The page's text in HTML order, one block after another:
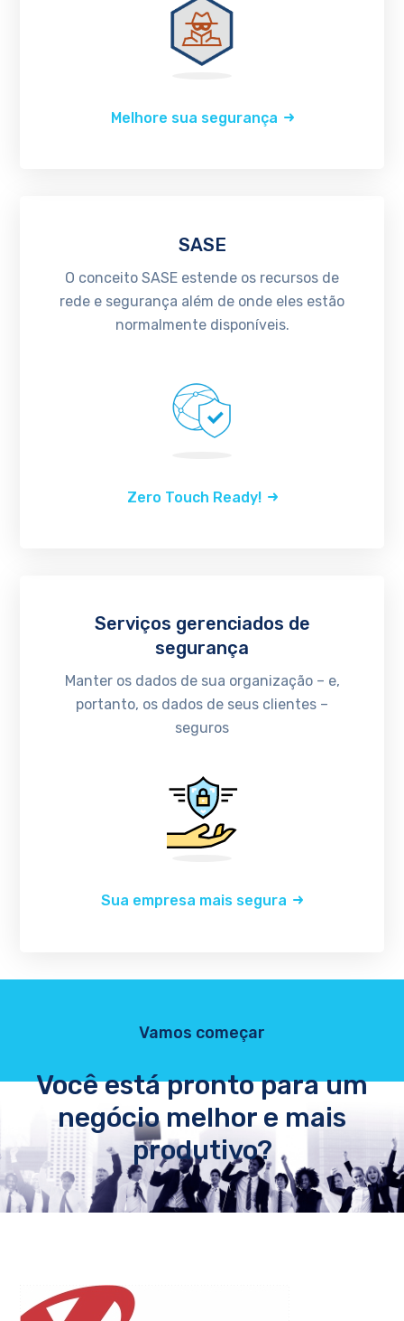
Melhore sua segurança
SASE
O conceito SASE estende os recursos de
rede e segurança além de onde eles estão
normalmente disponíveis.
Zero Touch Ready!
Serviços gerenciados de
segurança
Manter os dados de sua organização – e,
portanto, os dados de seus clientes –
seguros
Sua empresa mais segura
Vamos começar
Você está pronto para um
negócio melhor e mais
produtivo?